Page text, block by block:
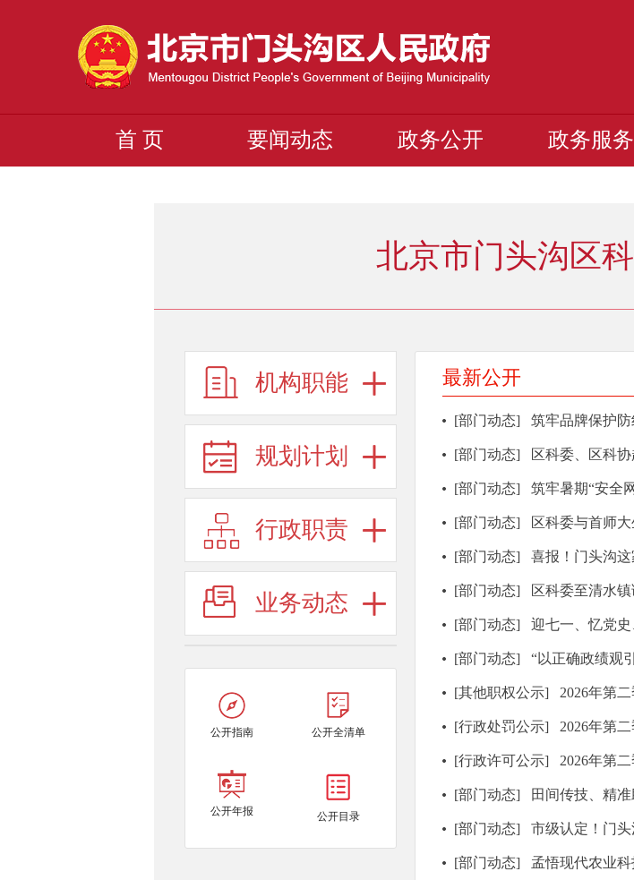
首 页 要闻动态 政务公开 政务服务
北京市门头沟区
机构职能
规划计划
行政职责
业务动态
公开指南 公开全清单
公开年报 公开目录
最新公开
[部门动态] 筑牢品牌保护
[部门动态] 区科委、区科
[部门动态] 筑牢暑期“安全网” 门头
[部门动态] 区科委与首师
[部门动态] 喜报！门头沟
[部门动态] 区科委至清水
[部门动态] 迎七一、忆党史、践
[部门动态] “以正确政绩观引
[其他职权公示] 2026年第二季度
[行政处罚公示] 2026年第二
[行政许可公示] 2026年第
[部门动态] 田间传技、精
[部门动态] 市级认定！门头
[部门动态] 孟悟现代农业科技